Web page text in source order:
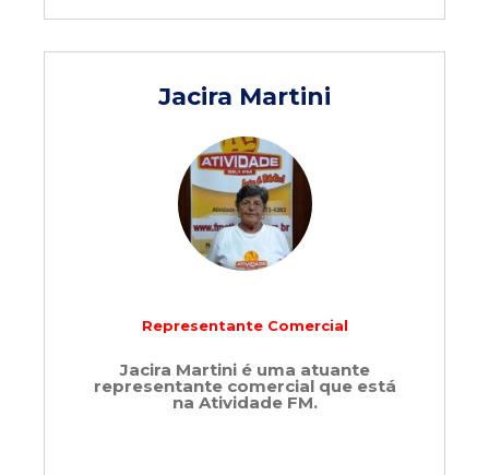
Jacira Martini
Representante Comercial
Jacira Martini é uma atuante
representante comercial que está
na Atividade FM.